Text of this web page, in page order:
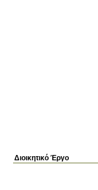
Διοικητικό Έργο